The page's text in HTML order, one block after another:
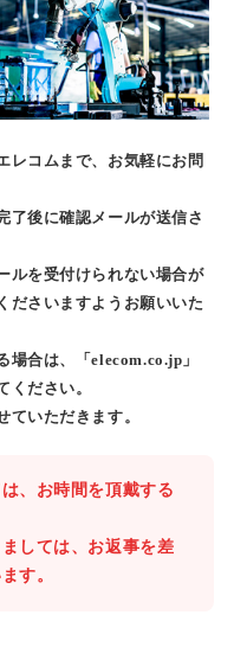
レコムまで、お気軽にお問
了後に確認メールが送信さ
ルを受付けられない場合が
ださいますようお願いいた
場合は、「elecom.co.jp」
ください。
いただきます。
、お時間を頂戴する
しては、お返事を差
す。